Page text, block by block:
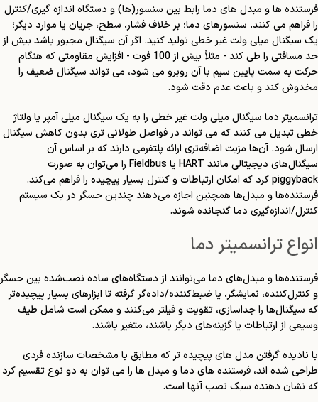
فرستنده ها و مبدل های دما رابط بین سنسور(ها) و دستگاه اندازه گیری/کنترل
را فراهم می کنند. سنسورهای دما؛ بر خلاف فشار، سطح، جریان یا موارد دیگر؛
یک سیگنال میلی ولت غیر خطی تولید کنید. اگر آن سیگنال مجبور باشد بیش از
حد مسافتی را طی کند - مثلاً بیش از 100 فوت - افزایش مقاومتی که هنگام
حرکت به سمت پایین سیم با آن روبرو می شود، می تواند سیگنال ضعیف را
مخدوش کند و باعث عدم دقت شود.
ترانسمیتر دما سیگنال میلی ولت غیر خطی را به یک سیگنال میلی آمپر یا ولتاژ
خطی تبدیل می کنندکه می تواند در فواصل طولانی تری بدون کاهش سیگنال
ارسال شود. آن‌ها مزیت اضافه‌تری ارائه پلتفرمی دارند که بر اساس آن
سیگنال‌های دیجیتالی مانند HART یا Fieldbus را می‌توان به صورت
piggyback کرد که امکان ارتباطات و کنترل بسیار پیچیده را فراهم می‌کند.
فرستنده‌ها و مبدل‌ها همچنین اجازه می‌دهند چندین حسگر در یک سیستم
کنترل/اندازه‌گیری دما گنجانده شوند.
انواع ترانسمیتر دما
فرستنده‌ها و مبدل‌های دما می‌توانند از دستگاه‌های ساده نصب‌شده بین حسگر
و کنترل‌کننده، نمایشگر، یا ضبط‌کننده/داده‌گر گرفته تا ابزارهای بسیار پیچیده‌تر
که سیگنال‌ها را جداسازی، تقویت و فیلتر می‌کنند و ممکن است شامل طیف
وسیعی از ارتباطات یا گزینه‌های دیگر باشند، متغیر باشند.
با نادیده گرفتن مدل های پیچیده تر که مطابق با مشخصات سازنده فردی
طراحی شده اند، فرستنده های دما و مبدل ها را می توان به دو نوع تقسیم کرد
که نشان دهنده سبک نصب آنها است.